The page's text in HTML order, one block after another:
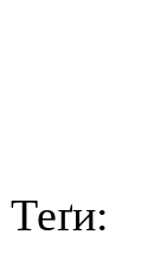
Теґи: